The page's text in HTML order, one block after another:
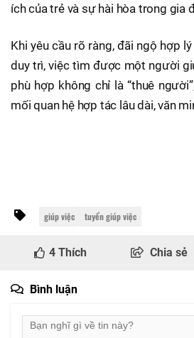
ích của trẻ và sự hài hòa trong gia
Khi yêu cầu rõ ràng, đãi ngộ hợp
duy trì, việc tìm được một người
phù hợp không chỉ là “thuê
mối quan hệ hợp tác lâu dài, văn
giúp việc tuyển giúp việc
4 Thích Chia sẻ
Bình luận